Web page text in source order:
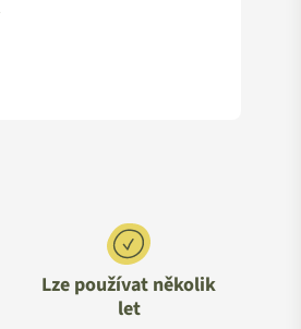
Lze používat několik
let